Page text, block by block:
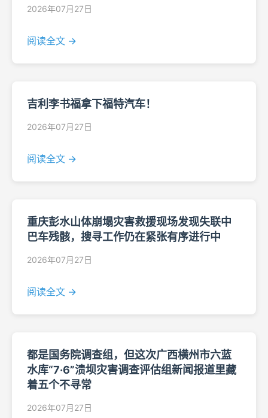
2026年07月27日
阅读全文 →
吉利李书福拿下福特汽车！
2026年07月27日
阅读全文 →
重庆彭水山体崩塌灾害救援现场发现失联中
巴车残骸，搜寻工作仍在紧张有序进行中
2026年07月27日
阅读全文 →
都是国务院调查组，但这次广西横州市六蓝
水库“7·6”溃坝灾害调查评估组新闻报道里藏
着五个不寻常
2026年07月27日